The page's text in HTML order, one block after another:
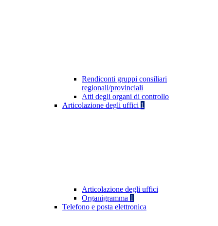
Rendiconti gruppi consiliari
regionali/provinciali
Atti degli organi di controllo
Articolazione degli uffici 1
Articolazione degli uffici
Organigramma 1
Telefono e posta elettronica